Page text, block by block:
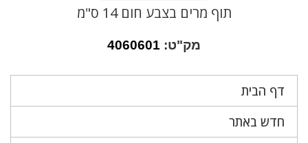
דף הבית
חדש באתר
תוף מרים בצבע חום 14 ס"מ
מק"ט: 4060601